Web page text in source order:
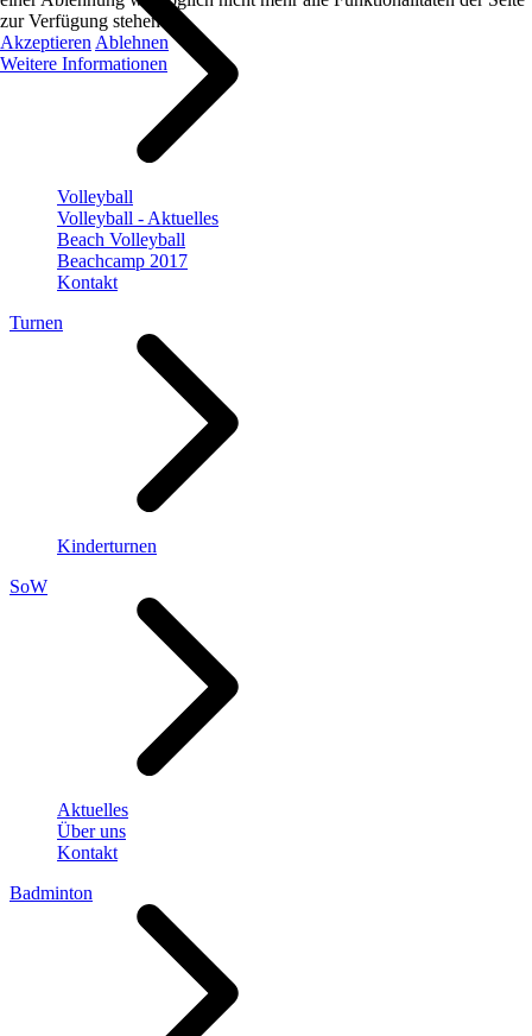
Volleyball
Volleyball - Aktuelles
Beach Volleyball
Beachcamp 2017
Kontakt
Turnen
Kinderturnen
SoW
Aktuelles
Über uns
Kontakt
Badminton
zur Verfügung stehen.
Akzeptieren Ablehnen
Weitere Informationen